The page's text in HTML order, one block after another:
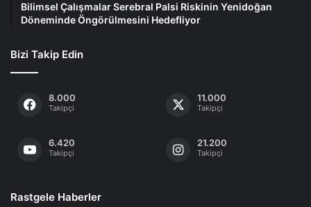
Bilimsel Çalışmalar Serebral Palsi Riskinin Yenidoğan
Döneminde Öngörülmesini Hedefliyor
Bizi Takip Edin
8.000
Takipçi
11.000
Takipçi
6.420
Takipçi
21.200
Takipçi
Rastgele Haberler